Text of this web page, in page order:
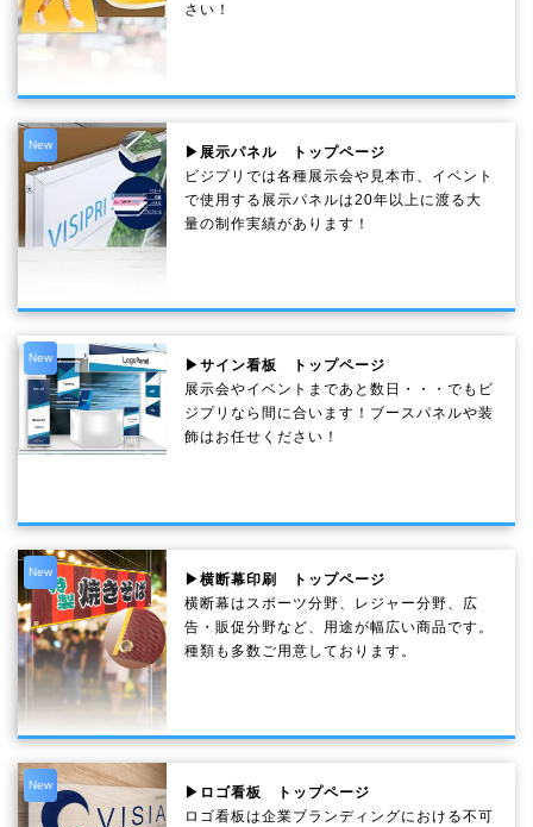
さい！
New
▶展示パネル トップページ
ビジプリでは各種展示会や見本市、イベント
で使用する展示パネルは20年以上に渡る大
量の制作実績があります！
New
▶サイン看板 トップページ
展示会やイベントまであと数日・・・でもビ
ジプリなら間に合います！ブースパネルや装
飾はお任せください！
New
▶横断幕印刷 トップページ
横断幕はスポーツ分野、レジャー分野、広
告・販促分野など、用途が幅広い商品です。
種類も多数ご用意しております。
New
▶ロゴ看板 トップページ
ロゴ看板は企業ブランディングにおける不可